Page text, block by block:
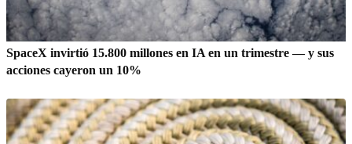
SpaceX invirtió 15.800 millones en IA en un trimestre — y sus
acciones cayeron un 10%